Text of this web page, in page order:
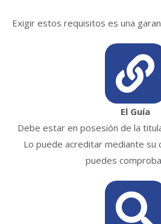
Exigir estos requisitos es una
El Guía
Debe estar en posesión de la
Lo puede acreditar mediante su
puedes